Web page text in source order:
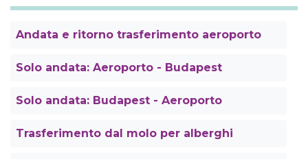
Andata e ritorno trasferimento aeroporto
Solo andata: Aeroporto - Budapest
Solo andata: Budapest - Aeroporto
Trasferimento dal molo per alberghi